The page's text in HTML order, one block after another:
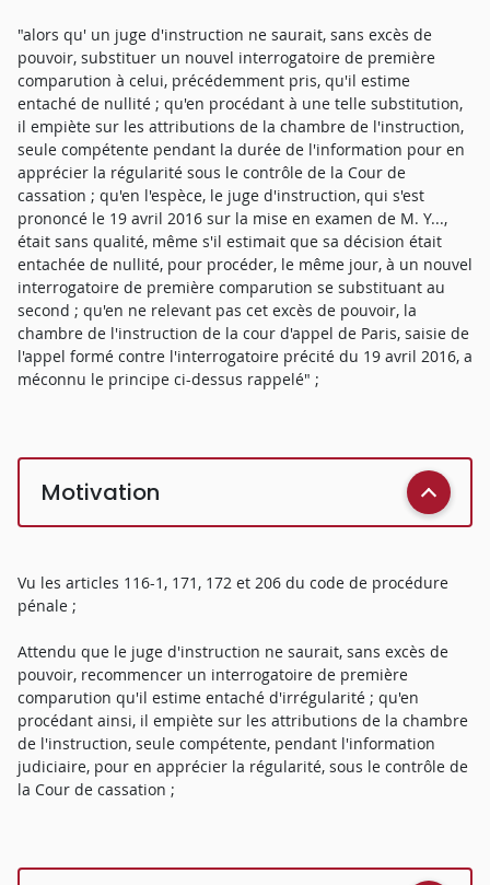
"alors qu' un juge d'instruction ne saurait, sans excès de
pouvoir, substituer un nouvel interrogatoire de première
comparution à celui, précédemment pris, qu'il estime
entaché de nullité ; qu'en procédant à une telle substitution,
il empiète sur les attributions de la chambre de l'instruction,
seule compétente pendant la durée de l'information pour en
apprécier la régularité sous le contrôle de la Cour de
cassation ; qu'en l'espèce, le juge d'instruction, qui s'est
prononcé le 19 avril 2016 sur la mise en examen de M. Y...,
était sans qualité, même s'il estimait que sa décision était
entachée de nullité, pour procéder, le même jour, à un nouvel
interrogatoire de première comparution se substituant au
second ; qu'en ne relevant pas cet excès de pouvoir, la
chambre de l'instruction de la cour d'appel de Paris, saisie de
l'appel formé contre l'interrogatoire précité du 19 avril 2016, a
méconnu le principe ci-dessus rappelé" ;
Motivation
Vu les articles 116-1, 171, 172 et 206 du code de procédure
pénale ;
Attendu que le juge d'instruction ne saurait, sans excès de
pouvoir, recommencer un interrogatoire de première
comparution qu'il estime entaché d'irrégularité ; qu'en
procédant ainsi, il empiète sur les attributions de la chambre
de l'instruction, seule compétente, pendant l'information
judiciaire, pour en apprécier la régularité, sous le contrôle de
la Cour de cassation ;